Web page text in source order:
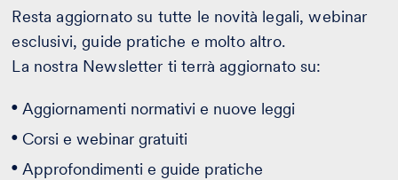
Resta aggiornato su tutte le novità legali, webinar
esclusivi, guide pratiche e molto altro.
La nostra Newsletter ti terrà aggiornato su:
Aggiornamenti normativi e nuove leggi
Corsi e webinar gratuiti
Approfondimenti e guide pratiche